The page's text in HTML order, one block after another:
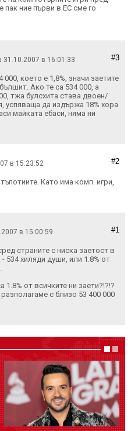
пак ние първи в ЕС сме го
31.10.2007 в 16:01:33 #3
000, което е 1,8%, значи заетите
Ако те са 534 000, а
тжа булсхита става двоен/
успяваща да издържа 18% хора
майката ебаси, няма ни
в 15:23:52 #2
Като има комп. игри,
в 15:00:59 #1
страните с ниска заетост в
534 хиляди души, или 1.8% от
1.8% от всичките ни заети?!?!?
с близо 53 400 000